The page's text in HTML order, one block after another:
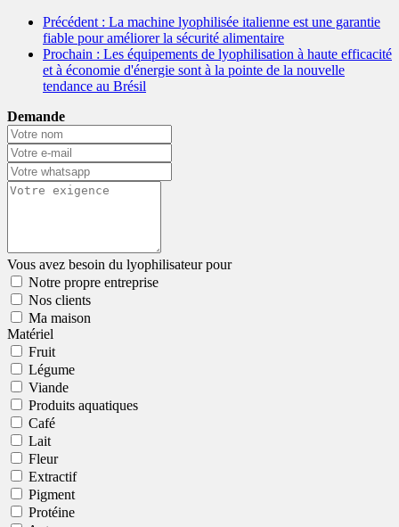
Précédent : La machine lyophilisée italienne est une garantie
fiable pour améliorer la sécurité alimentaire
Prochain : Les équipements de lyophilisation à haute efficacité
et à économie d'énergie sont à la pointe de la nouvelle
tendance au Brésil
Demande
Vous avez besoin du lyophilisateur pour
Notre propre entreprise
Nos clients
Ma maison
Matériel
Fruit
Légume
Viande
Produits aquatiques
Café
Lait
Fleur
Extractif
Pigment
Protéine